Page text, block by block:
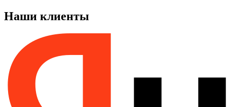
Наши клиенты